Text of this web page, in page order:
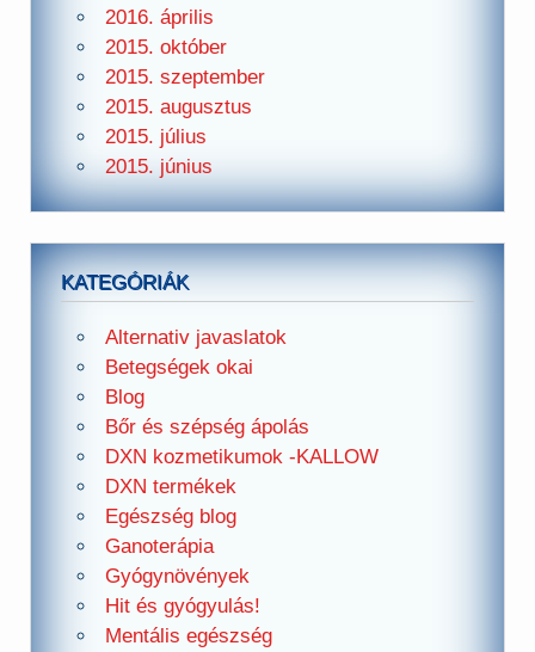
2016. április
2015. október
2015. szeptember
2015. augusztus
2015. július
2015. június
KATEGÓRIÁK
Alternativ javaslatok
Betegségek okai
Blog
Bőr és szépség ápolás
DXN kozmetikumok -KALLOW
DXN termékek
Egészség blog
Ganoterápia
Gyógynövények
Hit és gyógyulás!
Mentális egészség